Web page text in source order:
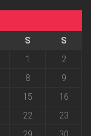
S
S
1
2
8
9
15
16
22
23